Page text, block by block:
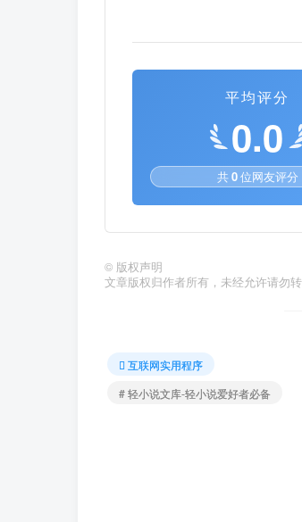
平均评分
0.0
共0位网友评分
© 版权声明
文章版权归作者所有，未经允许请勿转
互联网实用程序
# 轻小说文库-轻小说爱好者必备